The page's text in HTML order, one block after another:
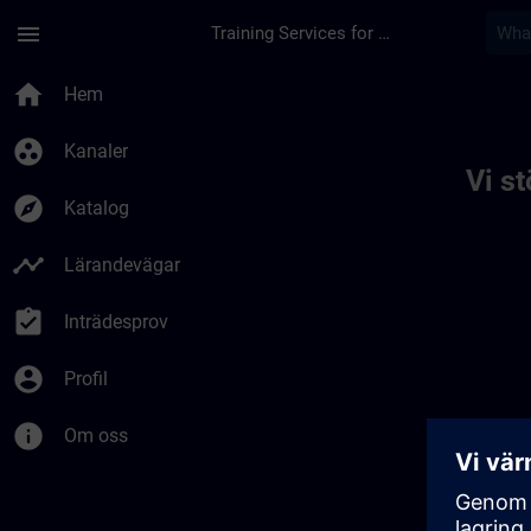
menu Training Services for Digital Industries
home Hem
group_work Kanaler
explore Katalog
timeline Lärandevägar
assignment_turned_in Inträdesprov
account_circle Profil
info Om oss
Vi